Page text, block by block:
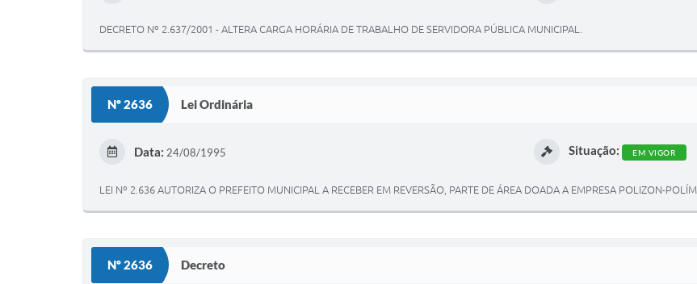
DECRETO Nº 2.637/2001 - ALTERA CARGA HORÁRIA DE TRABALHO DE SERVIDORA PÚBLICA MUNICIPAL.
Nº 2636 Lei Ordinária
Data: 24/08/1995 Situação: EM VIGOR
LEI Nº 2.636 AUTORIZA O PREFEITO MUNICIPAL A RECEBER EM REVERSÃO, PARTE DE ÁREA DOADA A EMPRESA POLIZON-
Nº 2636 Decreto